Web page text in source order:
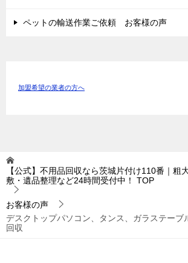
ペットの輸送作業ご依頼 お客様の声
加盟希望の業者の方へ
【公式】不用品回収なら茨城片付け110番｜粗
敷・遺品整理など24時間受付中！
TOP
お客様の声
デスクトップパソコン、タンス、ガラステーブ
回収